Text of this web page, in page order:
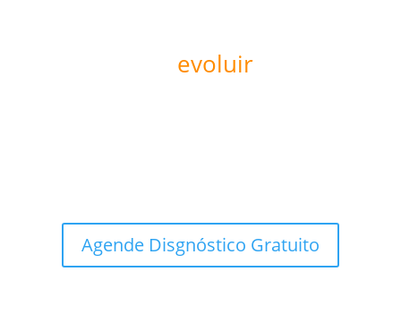
evoluirsua
Agende Disgnóstico Gratuito